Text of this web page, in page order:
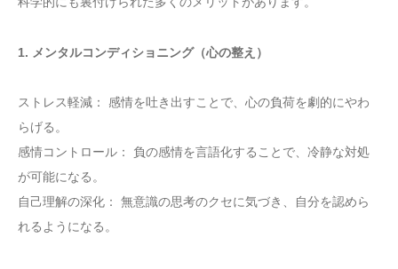
1. メンタルコンディショニング（心の整え）
ストレス軽減： 感情を吐き出すことで、心の負荷を劇的にやわ
らげる。
感情コントロール： 負の感情を言語化することで、冷静な対処
が可能になる。
自己理解の深化： 無意識の思考のクセに気づき、自分を認めら
れるようになる。